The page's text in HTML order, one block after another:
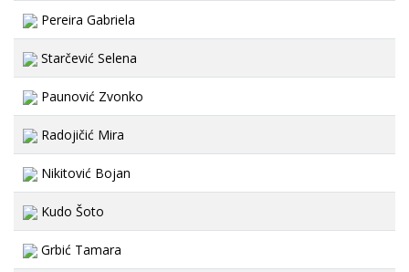
Pereira Gabriela
Starčević Selena
Paunović Zvonko
Radojičić Mira
Nikitović Bojan
Kudo Šoto
Grbić Tamara